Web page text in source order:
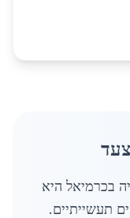
בכרמיאל היא
תעשייתיים.